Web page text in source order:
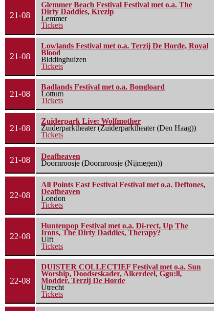
21-08
Glemmer Beach Festival Festival met o.a. The
Dirty Daddies, Krezip
Lemmer
Tickets
21-08
Lowlands Festival met o.a. Terzij De Horde, Royal
Blood
Biddinghuizen
Tickets
21-08
Badlands Festival met o.a. Bongloard
Lottum
Tickets
21-08
Zuiderpark Live: Wolfmother
Zuiderparktheater (Zuiderparktheater (Den Haag))
Tickets
21-08
Deafheaven
Doornroosje (Doornroosje (Nijmegen))
22-08
All Points East Festival Festival met o.a. Deftones,
Deafheaven
London
Tickets
22-08
Huntenpop Festival met o.a. Di-rect, Up The
Irons, The Dirty Daddies, Therapy?
Ulft
Tickets
22-08
DUISTER COLLECTIEF Festival met o.a. Sun
Worship, Doodseskader, Alkerdeel, Ggu:ll,
Modder, Terzij De Horde
Utrecht
Tickets